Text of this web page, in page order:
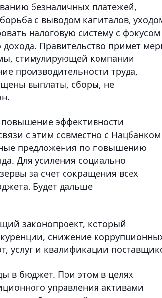
безналичных платежей,
с выводом капиталов,
налоговую систему с фокусом
дохода. Правительство примет
стимулирующей компании
производительности труда,
выплаты, сборы, не
эффективности
с этим совместно с Нацбанком
предложения по повышению
Для усиления социально
за счет сокращения всех
Будет дальше
законопроект, который
снижение
услуг и квалификации
в бюджет. При этом в целях
управления активами